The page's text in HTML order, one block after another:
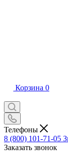
Корзина 0
Телефоны
8 (800) 101-71-05
Заказать звонок